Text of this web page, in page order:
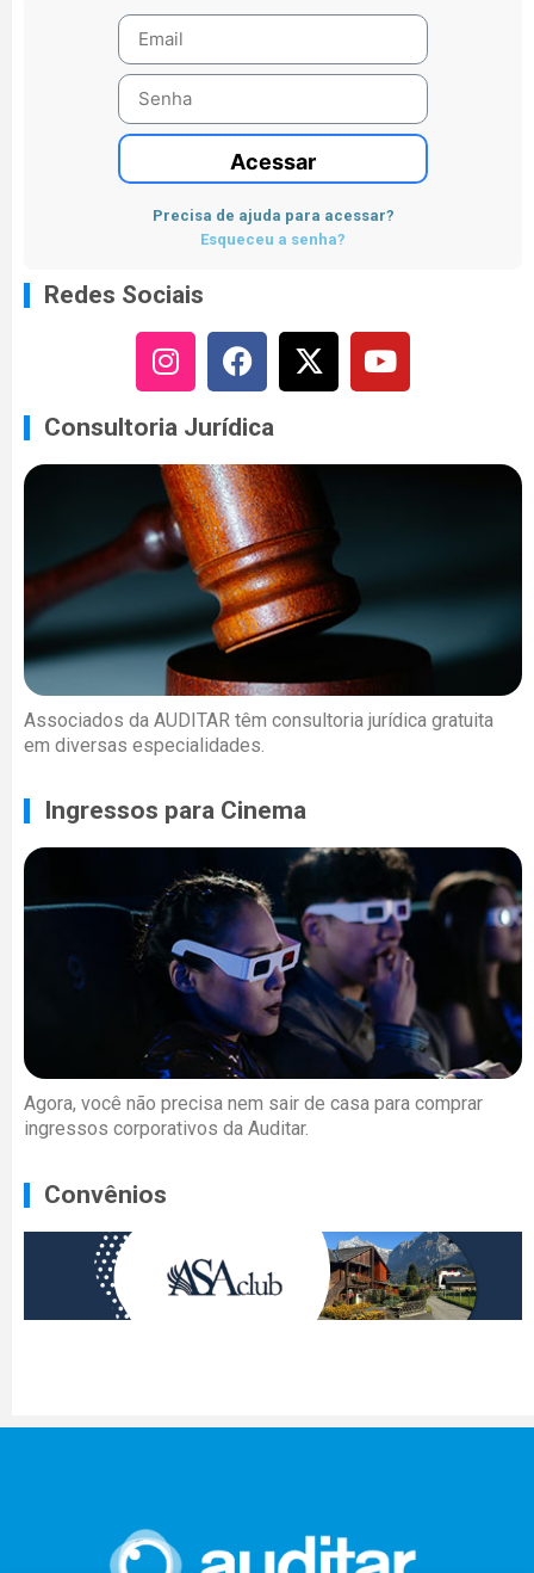
Acessar
Precisa de ajuda para acessar?
Esqueceu a senha?
Redes Sociais
Consultoria Jurídica
Associados da AUDITAR têm consultoria jurídica gratuita
em diversas especialidades.
Ingressos para Cinema
Agora, você não precisa nem sair de casa para comprar
ingressos corporativos da Auditar.
Convênios